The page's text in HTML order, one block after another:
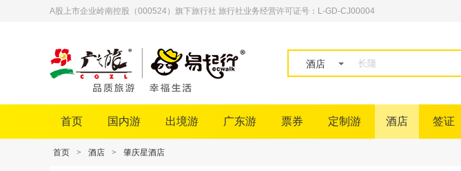
A股上市企业岭南控股（000524）旗下旅行社 旅行社业务经营许可证号：L-GD-CJ00004
酒店
首页 国内游 出境游 广东游 票券 定制游 酒店 签证
首页 > 酒店 > 肇庆星酒店